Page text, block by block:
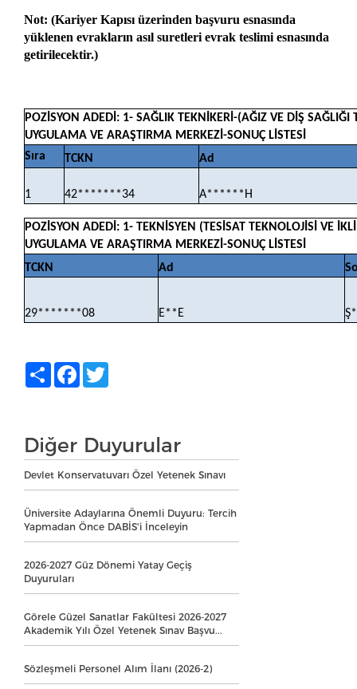
Not: (Kariyer Kapısı üzerinden başvuru esnasında
yüklenen evrakların asıl suretleri evrak teslimi esnasında
getirilecektir.)
POZİSYON ADEDİ: 1- SAĞLIK TEKNİKERİ-(AĞIZ VE DİŞ
UYGULAMA VE ARAŞTIRMA MERKEZİ-SONUÇ LİSTESİ
Sıra
TCKN Ad
1 42*******34 A******H
POZİSYON ADEDİ: 1- TEKNİSYEN (TESİSAT TEKNOLOJİSİ VE
UYGULAMA VE ARAŞTIRMA MERKEZİ-SONUÇ LİSTESİ
TCKN
Ad
29*******08 E**E
Share Facebook
Diğer Duyurular
Devlet Konservatuvarı Özel Yetenek Sınavı
Üniversite Adaylarına Önemli Duyuru: Tercih
Yapmadan Önce DABİS'i İnceleyin
2026-2027 Güz Dönemi Yatay Geçiş
Duyuruları
Görele Güzel Sanatlar Fakültesi 2026-2027
Akademik Yılı Özel Yetenek Sınav Başvu...
Sözleşmeli Personel Alım İlanı (2026-2)